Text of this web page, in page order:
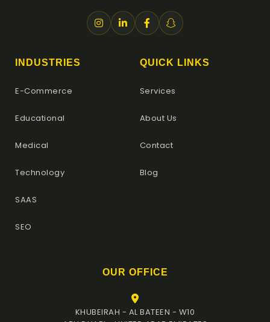
INDUSTRIES
E-Commerce
Educational
Medical
Technology
SAAS
SEO
QUICK LINKS
Services
About Us
Contact
Blog
OUR OFFICE
KHUBEIRAH - AL BATEEN - W10